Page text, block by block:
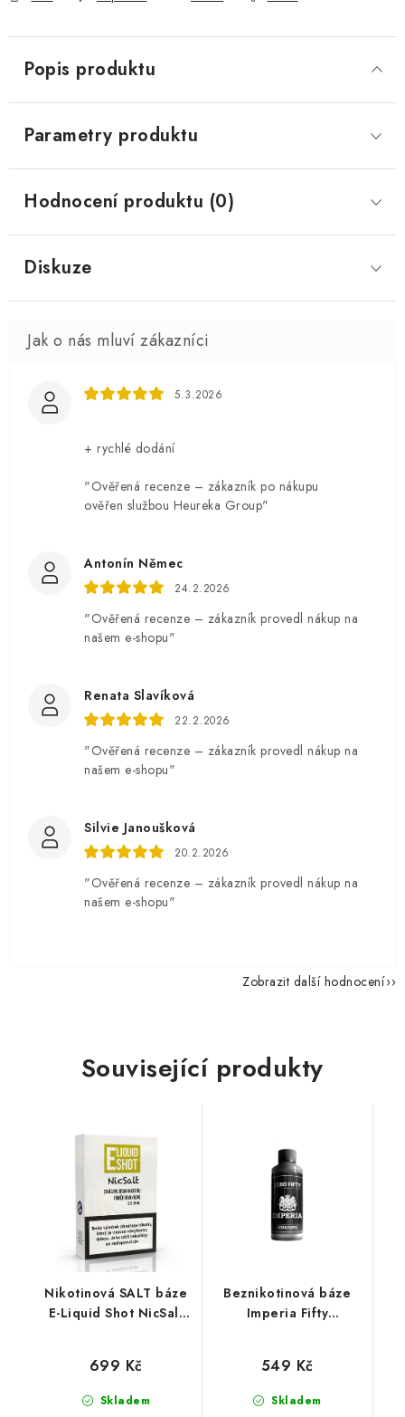
Popis produktu
Parametry produktu
Hodnocení produktu (0)
Diskuze
5.3.2026
+ rychlé dodání
"Ověřená recenze – zákazník po nákupu
ověřen službou Heureka Group"
Antonín Němec
24.2.2026
"Ověřená recenze – zákazník provedl nákup na
našem e-shopu"
Renata Slavíková
22.2.2026
"Ověřená recenze – zákazník provedl nákup na
našem e-shopu"
Silvie Janoušková
20.2.2026
"Ověřená recenze – zákazník provedl nákup na
našem e-shopu"
Zobrazit další hodnocení
Související produkty
Nikotinová SALT báze
E-Liquid Shot NicSalt
Skladem
699 Kč
Beznikotinová báze
Imperia Fifty
Skladem
549 Kč